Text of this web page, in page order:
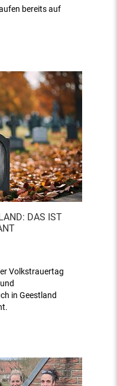
bereits auf
DAS IST
Volkstrauertag
in Geestland